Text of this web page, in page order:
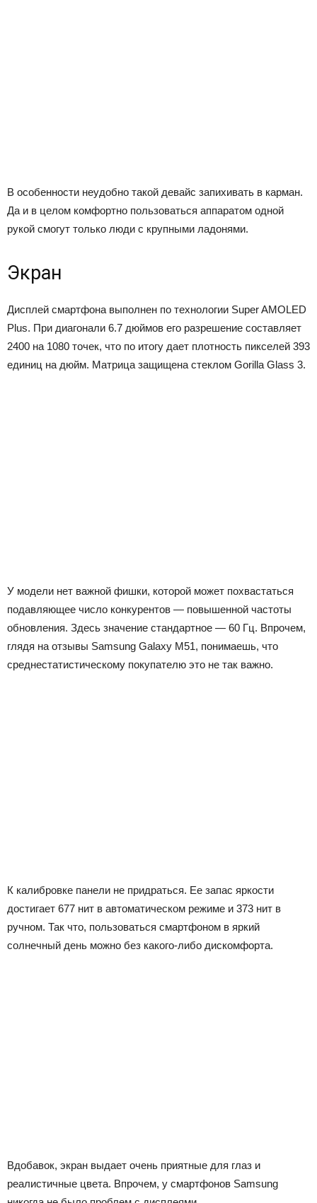
В особенности неудобно такой девайс запихивать в карман.
Да и в целом комфортно пользоваться аппаратом одной
рукой смогут только люди с крупными ладонями.
Экран
Дисплей смартфона выполнен по технологии Super AMOLED
Plus. При диагонали 6.7 дюймов его разрешение составляет
2400 на 1080 точек, что по итогу дает плотность пикселей 393
единиц на дюйм. Матрица защищена стеклом Gorilla Glass 3.
У модели нет важной фишки, которой может похвастаться
подавляющее число конкурентов — повышенной частоты
обновления. Здесь значение стандартное — 60 Гц. Впрочем,
глядя на отзывы Samsung Galaxy M51, понимаешь, что
среднестатистическому покупателю это не так важно.
К калибровке панели не придраться. Ее запас яркости
достигает 677 нит в автоматическом режиме и 373 нит в
ручном. Так что, пользоваться смартфоном в яркий
солнечный день можно без какого-либо дискомфорта.
Вдобавок, экран выдает очень приятные для глаз и
реалистичные цвета. Впрочем, у смартфонов Samsung